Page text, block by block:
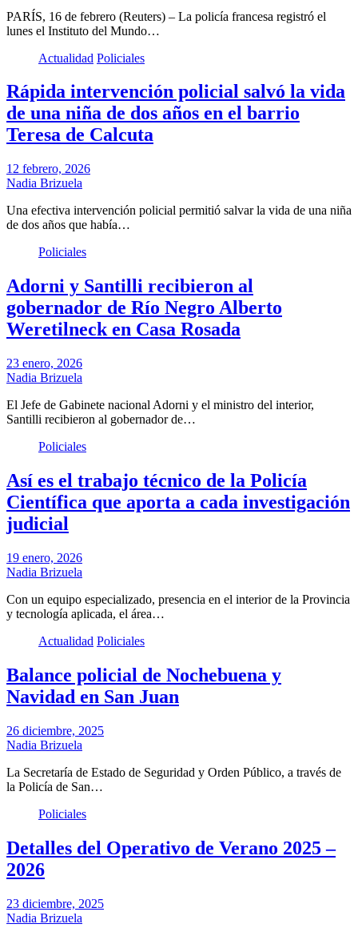
PARÍS, 16 de febrero (Reuters) – La policía francesa registró el
lunes el Instituto del Mundo…
Actualidad Policiales
Rápida intervención policial salvó la vida
de una niña de dos años en el barrio
Teresa de Calcuta
12 febrero, 2026
Nadia Brizuela
Una efectiva intervención policial permitió salvar la vida de una niña
de dos años que había…
Policiales
Adorni y Santilli recibieron al
gobernador de Río Negro Alberto
Weretilneck en Casa Rosada
23 enero, 2026
Nadia Brizuela
El Jefe de Gabinete nacional Adorni y el ministro del interior,
Santilli recibieron al gobernador de…
Policiales
Así es el trabajo técnico de la Policía
Científica que aporta a cada investigación
judicial
19 enero, 2026
Nadia Brizuela
Con un equipo especializado, presencia en el interior de la Provincia
y tecnología aplicada, el área…
Actualidad Policiales
Balance policial de Nochebuena y
Navidad en San Juan
26 diciembre, 2025
Nadia Brizuela
La Secretaría de Estado de Seguridad y Orden Público, a través de
la Policía de San…
Policiales
Detalles del Operativo de Verano 2025 –
2026
23 diciembre, 2025
Nadia Brizuela